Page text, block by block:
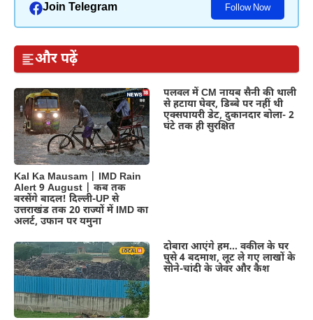
Join Telegram Follow Now
और पढ़ें
Kal Ka Mausam | IMD Rain
Alert 9 August | कब तक
बरसेंगे बादल! दिल्ली-UP से
उत्तराखंड तक 20 राज्यों में IMD का
अलर्ट, उफान पर यमुना
पलवल में CM नायब सैनी की थाली
से हटाया घेवर, डिब्बे पर नहीं थी
एक्सपायरी डेट, दुकानदार बोला- 2
घंटे तक ही सुरक्षित
दोबारा आएंगे हम… वकील के घर
घुसे 4 बदमाश, लूट ले गए लाखों के
सोने-चांदी के जेवर और कैश